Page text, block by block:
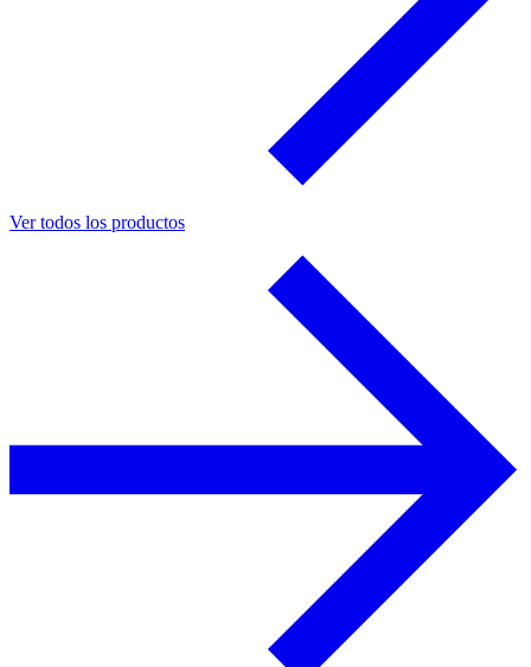
Ver todos los productos